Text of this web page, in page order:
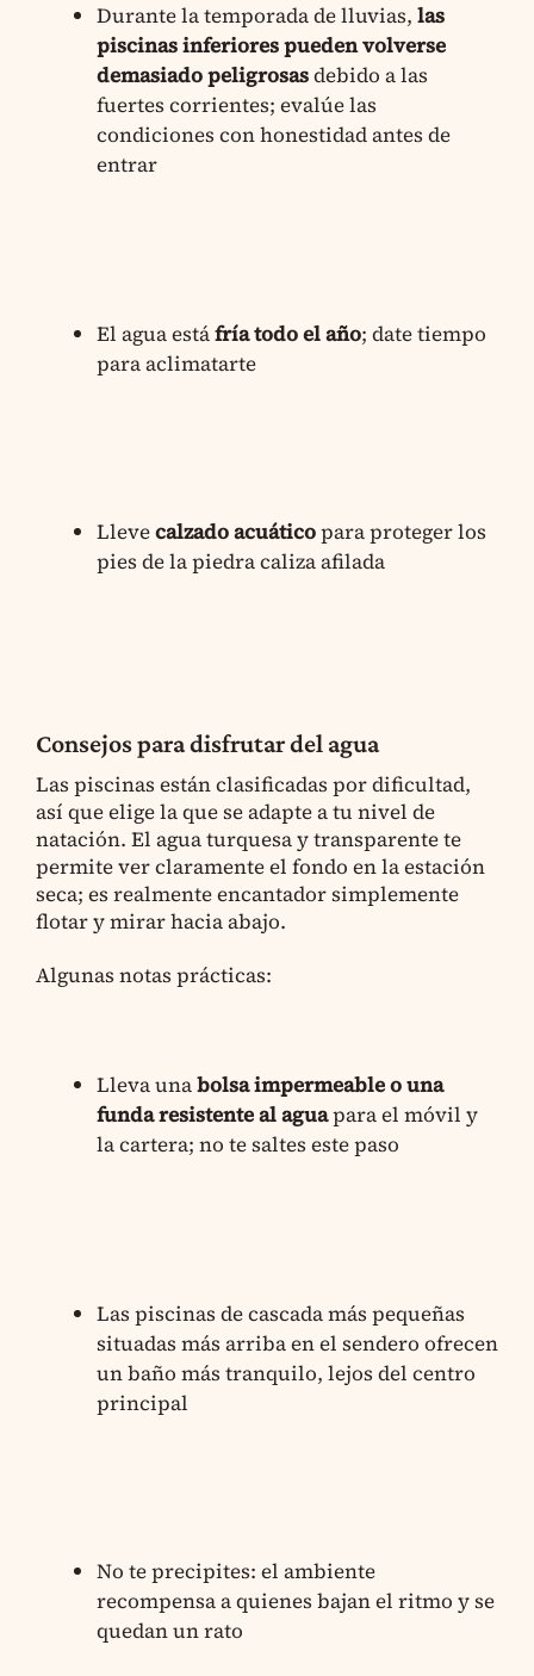
Durante la temporada de lluvias, las
piscinas inferiores pueden volverse
demasiado peligrosasdebido a las
fuertes corrientes; evalúe las
condiciones con honestidad antes de
entrar
El agua estáfría todo el año; date tiempo
para aclimatarte
Llevecalzado acuáticopara proteger los
pies de la piedra caliza afilada
Consejos para disfrutar del agua
Las piscinas están clasificadas por dificultad,
así que elige la que se adapte a tu nivel de
natación. El agua turquesa y transparente te
permite ver claramente el fondo en la estación
seca; es realmente encantador simplemente
flotar y mirar hacia abajo.
Algunas notas prácticas:
Lleva unabolsa impermeable o una
funda resistente al aguapara el móvil y
la cartera; no te saltes este paso
Las piscinas de cascada más pequeñas
situadas más arriba en el sendero ofrecen
un baño más tranquilo, lejos del centro
principal
No te precipites: el ambiente
recompensa a quienes bajan el ritmo y se
quedan un rato